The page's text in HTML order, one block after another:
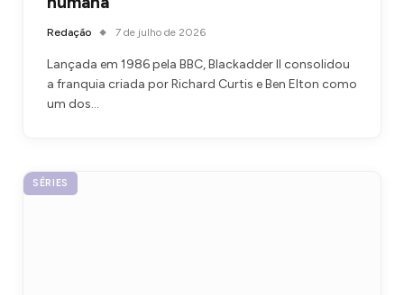
Redação 7 de julho de 2026
Lançada em 1986 pela BBC, Blackadder II consolidou
a franquia criada por Richard Curtis e Ben Elton como
um dos…
SÉRIES